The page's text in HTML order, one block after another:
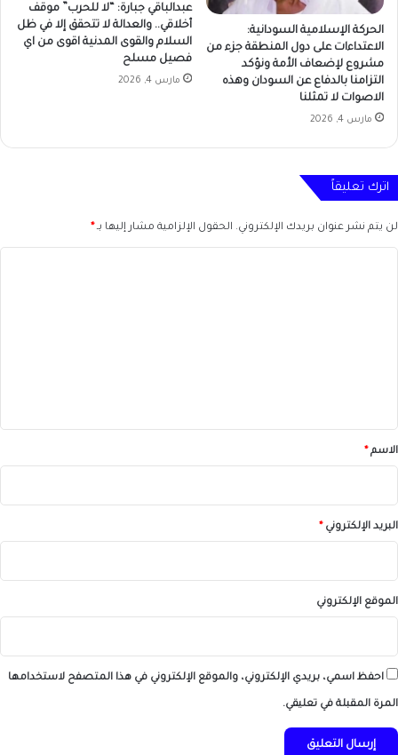
الحركة الإسلامية السودانية:
الاعتداءات على دول المنطقة جزء من
مشروع لإضعاف الأمة ونؤكد
التزامنا بالدفاع عن السودان وهذه
الاصوات لا تمثلنا
مارس 4, 2026
عبدالباقي جبارة: “لا للحرب” موقف
أخلاقي.. والعدالة لا تتحقق إلا في ظل
السلام والقوى المدنية اقوى من اي
فصيل مسلح
مارس 4, 2026
اترك تعليقاً
لن يتم نشر عنوان بريدك الإلكتروني. الحقول الإلزامية مشار إليها بـ *
*الاسم *
البريد الإلكتروني *
الموقع الإلكتروني
احفظ اسمي، بريدي الإلكتروني، والموقع الإلكتروني في هذا المتصفح لاستخدامها
المرة المقبلة في تعليقي.